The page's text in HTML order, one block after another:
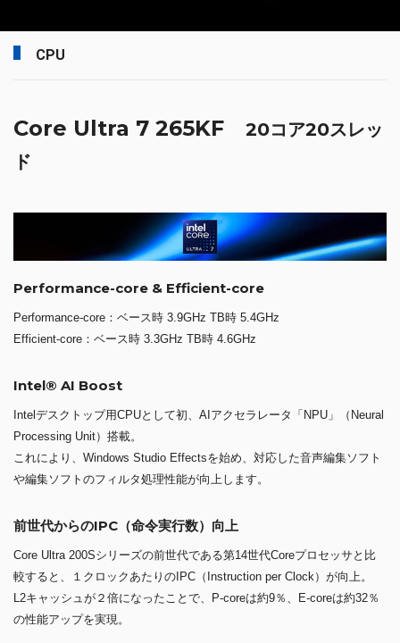
CPU
Core Ultra 7 265KF 20コア20スレッ
ド
Performance-core & Efficient-core
Performance-core：ベース時 3.9GHz TB時 5.4GHz
Efficient-core：ベース時 3.3GHz TB時 4.6GHz
Intel® AI Boost
Intelデスクトップ用CPUとして初、AIアクセラレータ「NPU」（Neural
Processing Unit）搭載。
これにより、Windows Studio Effectsを始め、対応した音声編集ソフト
や編集ソフトのフィルタ処理性能が向上します。
前世代からのIPC（命令実行数）向上
Core Ultra 200Sシリーズの前世代である第14世代Coreプロセッサと比
較すると、１クロックあたりのIPC（Instruction per Clock）が向上。
L2キャッシュが２倍になったことで、P-coreは約9％、E-coreは約32％
の性能アップを実現。